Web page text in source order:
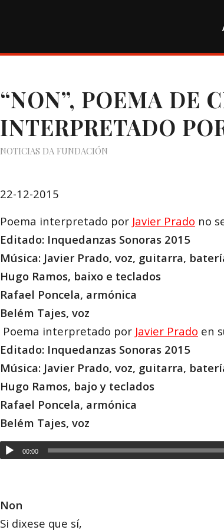
“NON”, POEMA DE
INTERPRETADO
NOTICIAS DA FUNDACIÓN
22-12-2015
Poema interpretado por Javier Prado no
Editado: Inquedanzas Sonoras 2015
Música: Javier Prado, voz, guitarra,
Hugo Ramos, baixo e teclados
Rafael Poncela, armónica
Belém Tajes, voz
Poema interpretado por Javier Prado en
Editado: Inquedanzas Sonoras 2015
Música: Javier Prado, voz, guitarra,
Hugo Ramos, bajo y teclados
Rafael Poncela, armónica
Belém Tajes, voz
00:00
Non
Si dixese que sí,